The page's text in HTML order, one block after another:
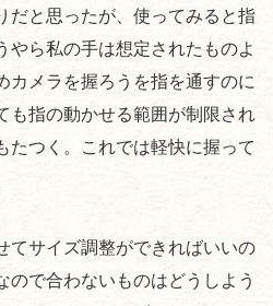
だと思ったが、使ってみると指
やら私の手は想定されたものよ
カメラを握ろうを指を通すのに
も指の動かせる範囲が制限され
たつく。これでは軽快に握って
てサイズ調整ができればいいの
ので合わないものはどうしよう